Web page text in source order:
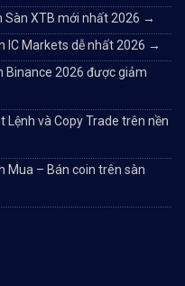
Sàn XTB mới nhất 2026 →
IC Markets dễ nhất 2026 →
Binance 2026 được giảm
Lệnh và Copy Trade trên nền
Mua – Bán coin trên sàn